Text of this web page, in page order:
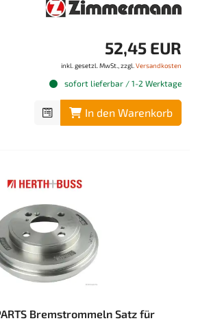
52,45 EUR
inkl. gesetzl. MwSt., zzgl. Versandkosten
sofort lieferbar / 1-2 Werktage
In den Warenkorb
Bremstrommeln Satz für